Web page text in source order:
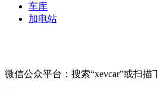
车库
加电站
微信公众平台：搜索“xevcar”或扫描